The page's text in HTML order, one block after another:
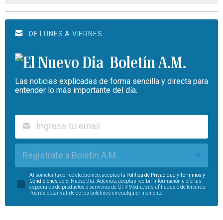
DE LUNES A VIERNES
Boletín A.M.
Las noticias explicadas de forma sencilla y directa para
entender lo más importante del día.
Regístrate a Boletín A.M.
Al someter tu correo electrónico, aceptas la Política de Privacidad yTérminos y
Condiciones de El Nuevo Día. Además, aceptas recibir información u ofertas
especiales de productos o servicios de GFR Media, sus afiliadas o de terceros.
Podrás optar salirte de los boletines en cualquier momento.